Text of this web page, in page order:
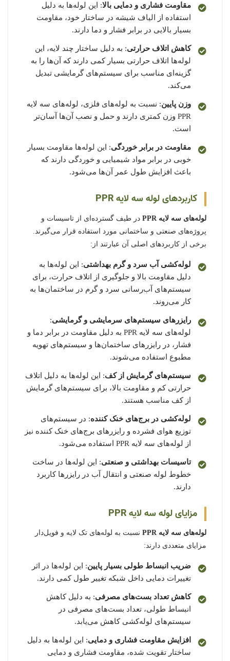
مقاومت فشاری و دمایی بالا: این لوله‌ها به دلیل
استفاده از الیاف شیشه در ساختار خود، مقاومت
بسیار بالایی در برابر فشار و دما دارند.
کاهش اتلاف حرارتی: به دلیل ساختار چند لایه، این
لوله‌ها اتلاف حرارتی بسیار کمی دارند که آن‌ها را به
گزینه‌ای مناسب برای سیستم‌های گرمایشی تبدیل
می‌کند.
وزن پایین: نسبت به لوله‌های فلزی، لوله‌های سه لایه
PPR وزن کمتری دارند و حمل و نصب آن‌ها آسان‌تر
است.
مقاومت در برابر خوردگی: این لوله‌ها مقاومت بسیار
خوبی در برابر مواد شیمیایی و خوردگی دارند که
باعث افزایش طول عمر آن‌ها می‌شود.
کاربردهای لوله سه لایه PPR
لوله‌های سه لایه PPR
در طیف گسترده‌ای از تاسیسات و
پروژه‌های صنعتی و ساختمانی مورد استفاده قرار می‌گیرند.
برخی از کاربردهای اصلی آن عبارتند از:
لوله‌کشی آب سرد و گرم بهداشتی: این لوله‌ها به
دلیل مقاومت بالا و جلوگیری از اتلاف حرارت، برای
سیستم‌های آب‌رسانی سرد و گرم در ساختمان‌ها به
کار می‌روند.
رایزرهای سیستم‌های سرمایشی و گرمایشی:
لوله‌های سه لایه PPR به دلیل مقاومت در برابر دما و
فشار، در رایزرهای ساختمان‌ها و سیستم‌های تهویه
مطبوع استفاده می‌شوند.
سیستم‌های گرمایش از کف: این لوله‌ها به دلیل اتلاف
حرارتی کم و مقاومت بالا، برای سیستم‌های گرمایش
از کف مناسب هستند.
لوله‌کشی در برج‌های خنک کننده: در سیستم‌های
توزیع هوای فشرده و رایزرهای برج‌های خنک کننده نیز
از لوله‌های سه لایه PPR استفاده می‌شود.
تاسیسات بهداشتی و صنعتی: این لوله‌ها در ساخت
خطوط لوله صنعتی و انتقال آب در رایزرها کاربرد
دارند.
مزایای لوله سه لایه PPR
لوله‌های سه لایه PPR
نسبت به لوله‌های تک لایه و فویل‌دار
مزایای متعددی دارند:
ضریب انبساط طولی بسیار پایین: این لوله‌ها در اثر
تغییرات دمایی داخل شبکه تغییر طول کمی دارند.
کاهش تعداد بست‌های مصرفی: به دلیل کاهش
انبساط طولی، تعداد بست‌های مصرفی در
سیستم‌های لوله‌کشی کاهش می‌یابد.
افزایش مقاومت فشاری و دمایی: این لوله‌ها به دلیل
ساختار تقویت شده، مقاومت فشاری و دمایی